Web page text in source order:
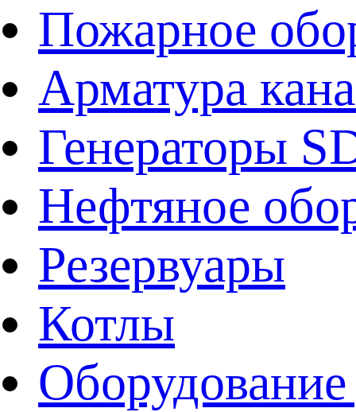
Пожарное
Арматура
Генераторы
Нефтяное
Резервуары
Котлы